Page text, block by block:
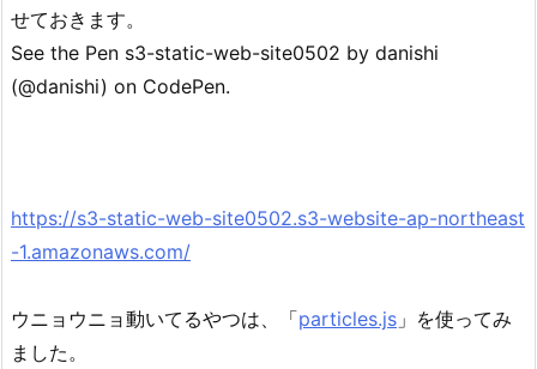
せておきます。
See the Pen s3-static-web-site0502 by danishi
(@danishi) on CodePen.
https://s3-static-web-site0502.s3-website-ap-northeast
-1.amazonaws.com/
ウニョウニョ動いてるやつは、「particles.js 」を使ってみ
ました。